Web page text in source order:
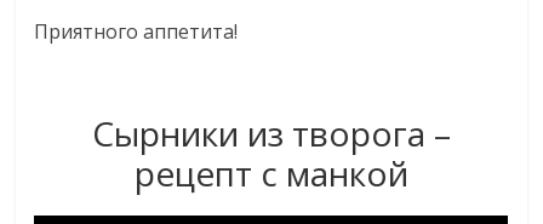
Приятного аппетита!
Сырники из творога –
рецепт с манкой